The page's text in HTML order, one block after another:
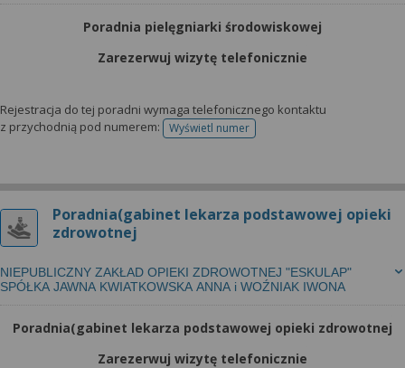
Poradnia pielęgniarki środowiskowej
Zarezerwuj wizytę telefonicznie
Rejestracja do tej poradni wymaga telefonicznego kontaktu
z przychodnią pod numerem:
Wyświetl numertelefonu do rejestracji
Poradnia(gabinet lekarza podstawowej opieki
zdrowotnej
NIEPUBLICZNY ZAKŁAD OPIEKI ZDROWOTNEJ "ESKULAP"
SPÓŁKA JAWNA KWIATKOWSKA ANNA i WOŹNIAK IWONA
Poradnia(gabinet lekarza podstawowej opieki zdrowotnej
Zarezerwuj wizytę telefonicznie